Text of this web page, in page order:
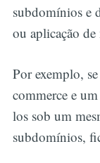
subdomínios e
ou aplicação
Por exemplo,
commerce e
los sob um
subdomínios,